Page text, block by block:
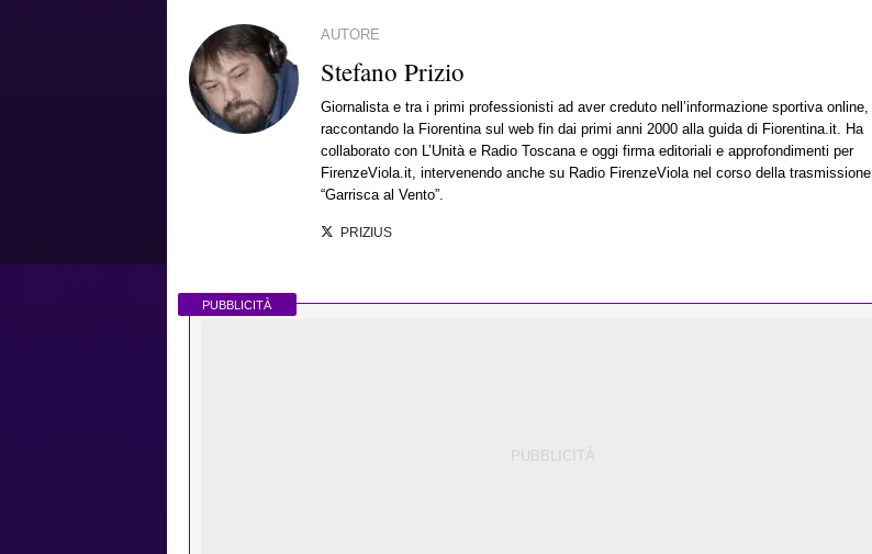
AUTORE
Stefano Prizio
Giornalista e tra i primi professionisti ad aver creduto nell’informazione sportiva online,
raccontando la Fiorentina sul web fin dai primi anni 2000 alla guida di Fiorentina.it. Ha
collaborato con L’Unità e Radio Toscana e oggi firma editoriali e approfondimenti per
FirenzeViola.it, intervenendo anche su Radio FirenzeViola nel corso della trasmissione
“Garrisca al Vento”.
PRIZIUS
PUBBLICITÀ